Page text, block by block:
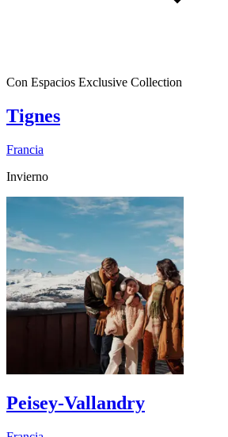
Con Espacios Exclusive Collection
Tignes
Francia
Invierno
Peisey-Vallandry